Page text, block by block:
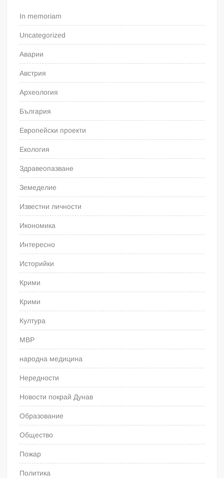
In memoriam
Uncategorized
Аварии
Австрия
Археология
България
Европейски проекти
Екология
Здравеопазване
Земеделие
Известни личности
Икономика
Интересно
Историйки
Крими
Крими
Култура
МВР
народна медицина
Нередности
Новости покрай Дунав
Образование
Общество
Пожар
Политика